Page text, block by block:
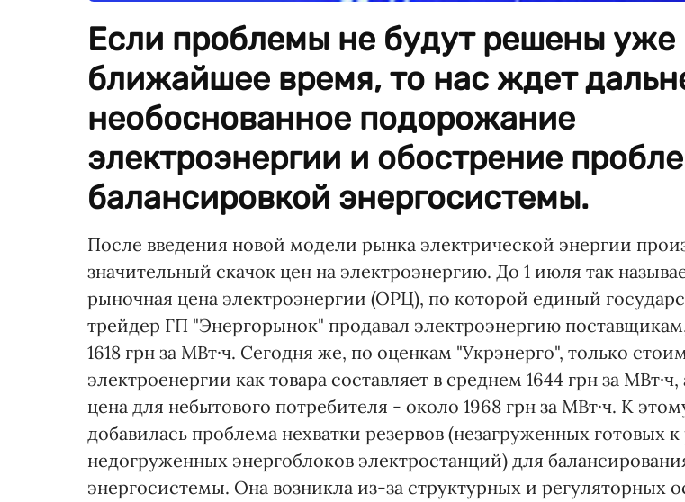
Если проблемы не будут решены уже
ближайшее время, то нас ждет
необоснованное подорожание
электроэнергии и обострение
балансировкой энергосистемы.
После введения новой модели рынка электрической энергии
значительный скачок цен на электроэнергию. До 1 июля так
рыночная цена электроэнергии (ОРЦ), по которой единый
трейдер ГП "Энергорынок" продавал электроэнергию
1618 грн за МВт·ч. Сегодня же, по оценкам "Укрэнерго", только
электроенергии как товара составляет в среднем 1644 грн за МВт·ч,
цена для небытового потребителя - около 1968 грн за МВт·ч. К
добавилась проблема нехватки резервов (незагруженных готовых
недогруженных энергоблоков электростанций) для
энергосистемы. Она возникла из-за структурных и регуляторных